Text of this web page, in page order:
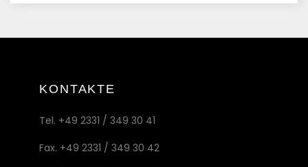
KONTAKTE
Tel. +49 2331 / 349 30 41
Fax. +49 2331 / 349 30 42